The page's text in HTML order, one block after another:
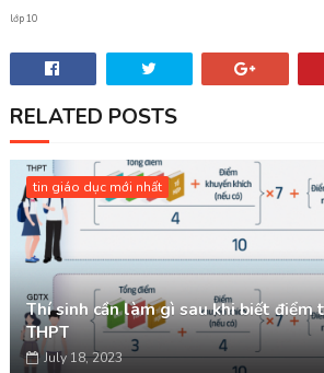
lớp 10
RELATED POSTS
tin giáo dục mới nhất
Thí sinh cần làm gì sau khi biết
THPT
July 18, 2023